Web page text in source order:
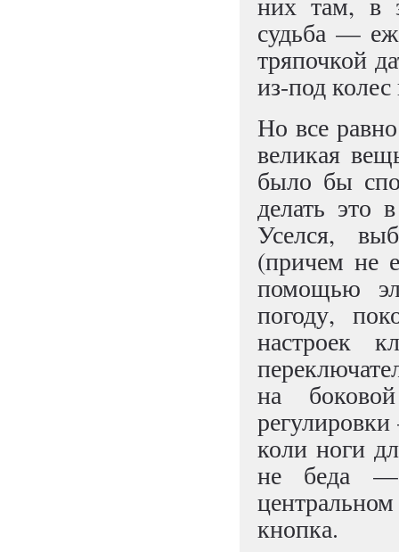
судьба —
тряпочкой
из-под
Но все
великая
было бы
делать это
Уселся,
(причем не
помощью
погоду,
настроек
на
коли ноги
не беда —
кнопка.